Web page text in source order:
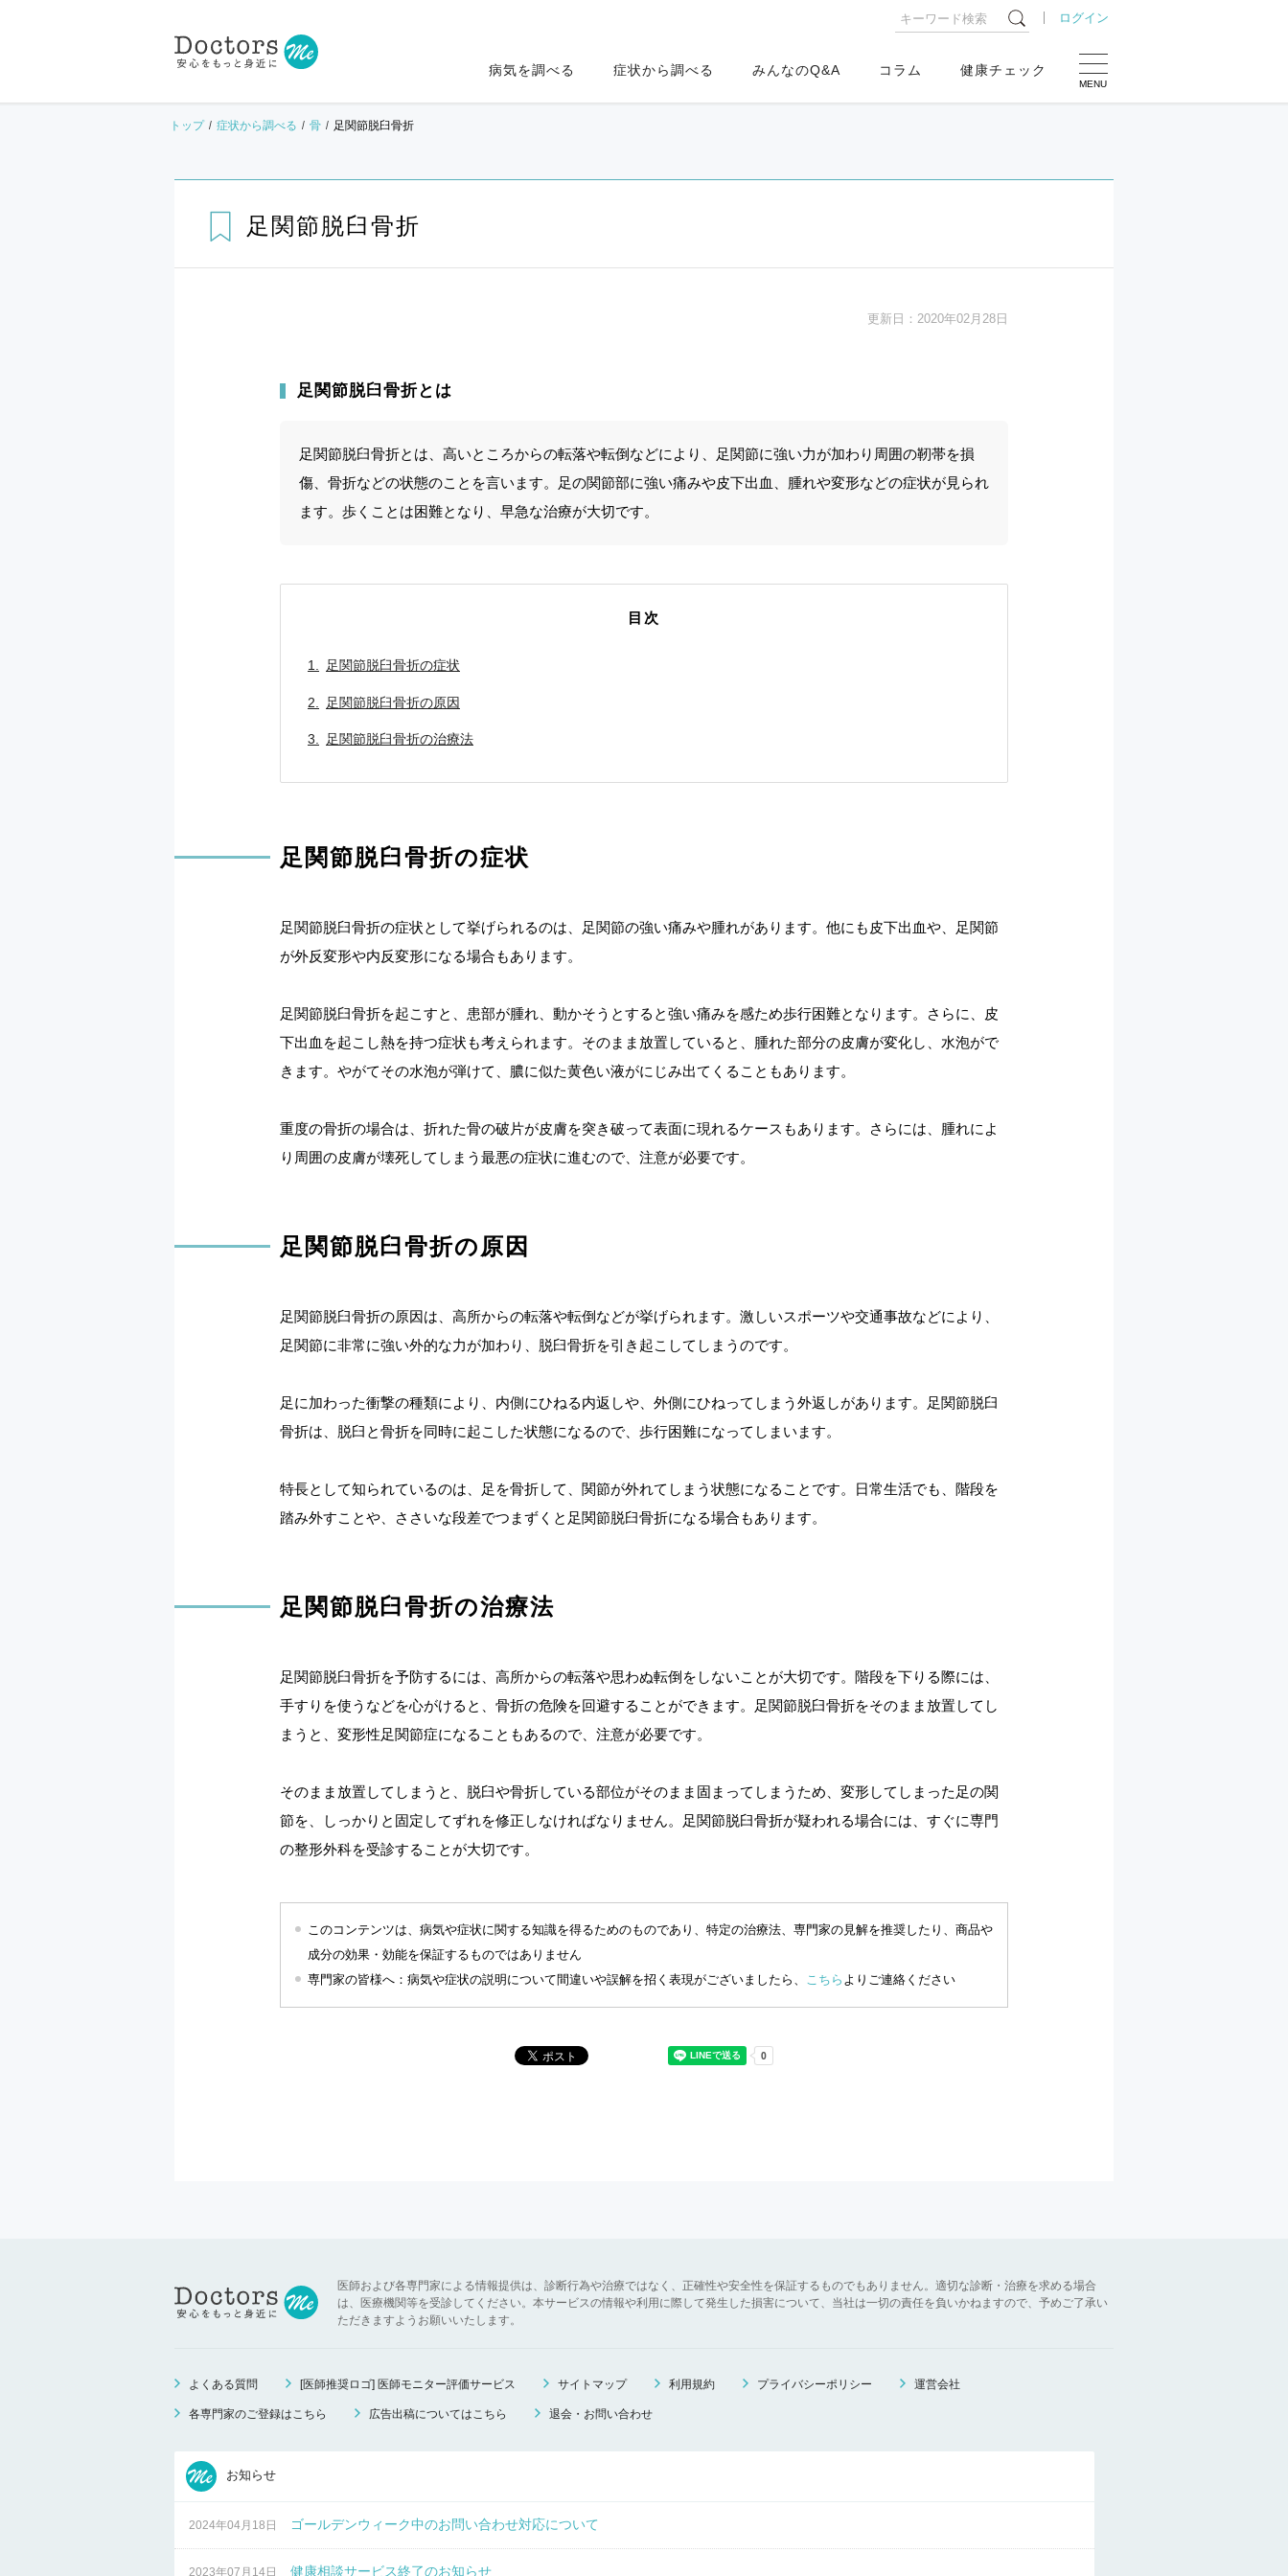
ログイン
MENU
病気を調べる 症状から調べる みんなのQ&A コラム 健康チェック
トップ 症状から調べる 骨 足関節脱臼骨折
足関節脱臼骨折
更新日： 2020年02月28日
足関節脱臼骨折とは
足関節脱臼骨折とは、高いところからの転落や転倒などにより、足関節に強い力が加わり周囲の靭帯を損
傷、骨折などの状態のことを言います。足の関節部に強い痛みや皮下出血、腫れや変形などの症状が見られ
ます。歩くことは困難となり、早急な治療が大切です。
目次
足関節脱臼骨折の症状
足関節脱臼骨折の原因
足関節脱臼骨折の治療法
足関節脱臼骨折の症状
足関節脱臼骨折の症状として挙げられるのは、足関節の強い痛みや腫れがあります。他にも皮下出血や、足関節
が外反変形や内反変形になる場合もあります。
足関節脱臼骨折を起こすと、患部が腫れ、動かそうとすると強い痛みを感ため歩行困難となります。さらに、皮
下出血を起こし熱を持つ症状も考えられます。そのまま放置していると、腫れた部分の皮膚が変化し、水泡がで
きます。やがてその水泡が弾けて、膿に似た黄色い液がにじみ出てくることもあります。
重度の骨折の場合は、折れた骨の破片が皮膚を突き破って表面に現れるケースもあります。さらには、腫れによ
り周囲の皮膚が壊死してしまう最悪の症状に進むので、注意が必要です。
足関節脱臼骨折の原因
足関節脱臼骨折の原因は、高所からの転落や転倒などが挙げられます。激しいスポーツや交通事故などにより、
足関節に非常に強い外的な力が加わり、脱臼骨折を引き起こしてしまうのです。
足に加わった衝撃の種類により、内側にひねる内返しや、外側にひねってしまう外返しがあります。足関節脱臼
骨折は、脱臼と骨折を同時に起こした状態になるので、歩行困難になってしまいます。
特長として知られているのは、足を骨折して、関節が外れてしまう状態になることです。日常生活でも、階段を
踏み外すことや、ささいな段差でつまずくと足関節脱臼骨折になる場合もあります。
足関節脱臼骨折の治療法
足関節脱臼骨折を予防するには、高所からの転落や思わぬ転倒をしないことが大切です。階段を下りる際には、
手すりを使うなどを心がけると、骨折の危険を回避することができます。足関節脱臼骨折をそのまま放置してし
まうと、変形性足関節症になることもあるので、注意が必要です。
そのまま放置してしまうと、脱臼や骨折している部位がそのまま固まってしまうため、変形してしまった足の関
節を、しっかりと固定してずれを修正しなければなりません。足関節脱臼骨折が疑われる場合には、すぐに専門
の整形外科を受診することが大切です。
このコンテンツは、病気や症状に関する知識を得るためのものであり、特定の治療法、専門家の見解を推奨したり、商品や
成分の効果・効能を保証するものではありません
専門家の皆様へ：病気や症状の説明について間違いや誤解を招く表現がございましたら、
こちら よりご連絡ください
医師および各専門家による情報提供は、診断行為や治療ではなく、正確性や安全性を保証するものでもありません。適切な診断・治療を求める場合
は、医療機関等を受診してください。本サービスの情報や利用に際して発生した損害について、当社は一切の責任を負いかねますので、予めご了承い
ただきますようお願いいたします。
よくある質問 [医師推奨ロゴ] 医師モニター評価サービス サイトマップ 利用規約 プライバシーポリシー 運営会社
各専門家のご登録はこちら 広告出稿についてはこちら 退会・お問い合わせ
お知らせ
2024年04月18日 ゴールデンウィーク中のお問い合わせ対応について
2023年07月14日 健康相談サービス終了のお知らせ